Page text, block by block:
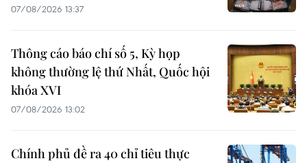
07/08/2026 13:37
Thông cáo báo chí số 5, Kỳ họp
không thường lệ thứ Nhất, Quốc hội
khóa XVI
07/08/2026 13:02
Chính phủ đề ra 40 chỉ tiêu thực